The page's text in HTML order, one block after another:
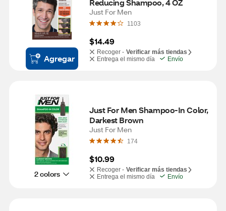
Agregar
Reducing Shampoo, 4 OZ
Just For Men
1103
$14.49
Recoger - Verificar más tiendas
Entrega el mismo día
Envío
2 colors
Just For Men Shampoo-In Color,
Darkest Brown
Just For Men
174
$10.99
Recoger - Verificar más tiendas
Entrega el mismo día
Envío